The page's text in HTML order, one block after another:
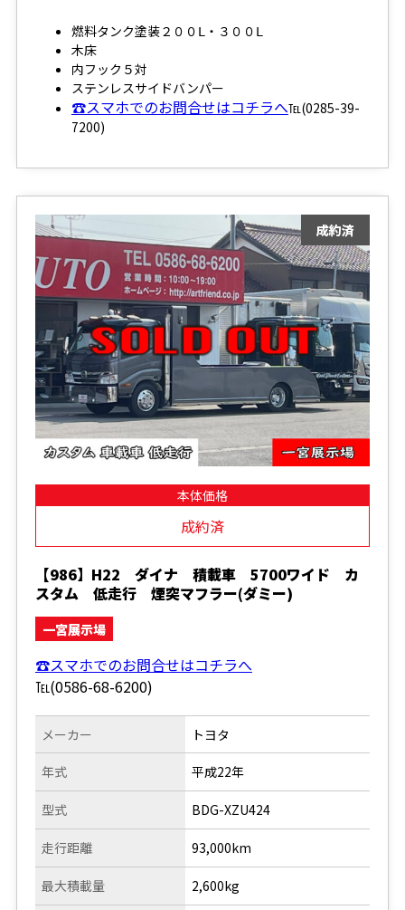
燃料タンク塗装２００Ⅼ・３００Ⅼ
木床
内フック５対
ステンレスサイドバンパー
☎スマホでのお問合せはコチラへ℡(0285-39-
7200)
本体価格
成約済
【986】H22 ダイナ 積載車 5700ワイド カ
スタム 低走行 煙突マフラー(ダミー)
一宮展示場
☎スマホでのお問合せはコチラへ
℡(0586-68-6200)
メーカー
年式
型式
走行距離
トヨタ
平成22年
BDG-XZU424
93,000km
最大積載量 2,600kg